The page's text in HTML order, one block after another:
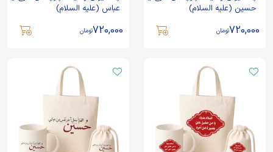
حسین (علیه السلام)
720,000تومان
عباس (علیه السلام)
720,000تومان